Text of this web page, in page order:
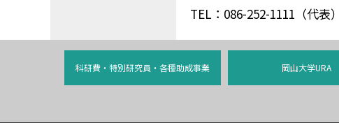
TEL：086-252-1111（代表）
科研費・特別研究員・各種助成事業 岡山大学URA